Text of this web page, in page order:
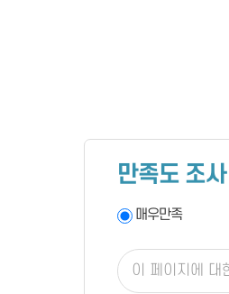
만족도 조사
매우만족